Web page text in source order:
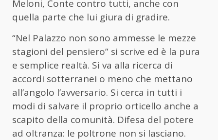
Meloni, Conte contro tutti, anche con
quella parte che lui giura di gradire.
“Nel Palazzo non sono ammesse le mezze
stagioni del pensiero” si scrive ed è la pura
e semplice realtà. Si va alla ricerca di
accordi sotterranei o meno che mettano
all’angolo l’avversario. Si cerca in tutti i
modi di salvare il proprio orticello anche a
scapito della comunità. Difesa del potere
ad oltranza: le poltrone non si lasciano.